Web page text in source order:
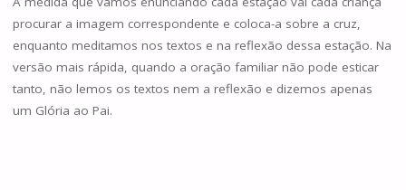
procurar a imagem correspondente e coloca-a sobre a cruz,
enquanto meditamos nos textos e na reflexão dessa estação. Na
versão mais rápida, quando a oração familiar não pode esticar
tanto, não lemos os textos nem a reflexão e dizemos apenas
um Glória ao Pai.